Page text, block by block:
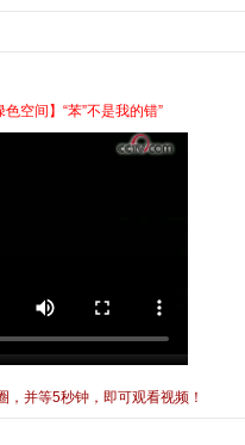
空间】“苯”不是我的错”
，并等5秒钟，即可观看视频！